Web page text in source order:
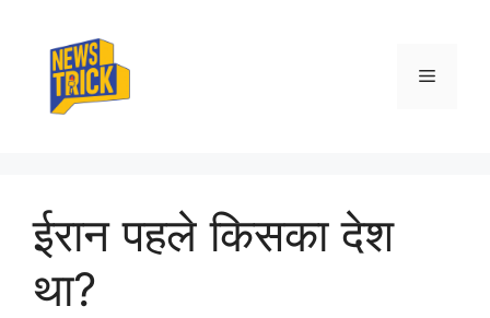
content
Menu
ईरान पहले किसका देश
था?